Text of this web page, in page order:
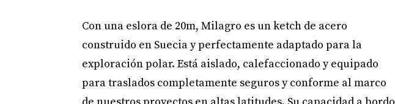
Con una eslora de 20m, Milagro es un ketch de acero
construido en Suecia y perfectamente adaptado para la
exploración polar. Está aislado, calefaccionado y equipado
para traslados completamente seguros y conforme al marco